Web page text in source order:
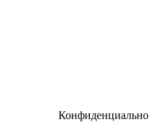
Конфиденциально